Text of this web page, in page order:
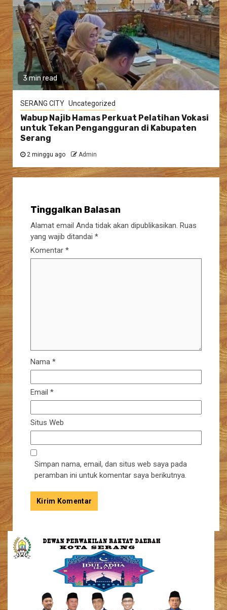
3 min read
SERANG CITY Uncategorized
Wabup Najib Hamas Perkuat Pelatihan Vokasi
untuk Tekan Pengangguran di Kabupaten
Serang
2 minggu ago Admin
Tinggalkan Balasan
Alamat email Anda tidak akan dipublikasikan. Ruas
yang wajib ditandai *
Komentar *
Nama *
Email *
Situs Web
Simpan nama, email, dan situs web saya pada
peramban ini untuk komentar saya berikutnya.